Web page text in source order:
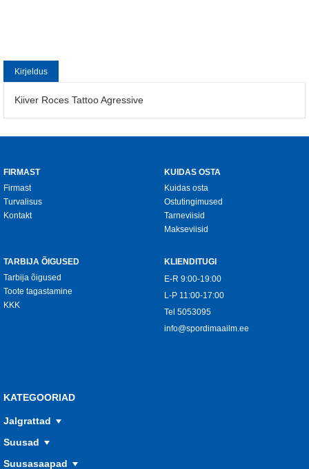
Kirjeldus
Kiiver Roces Tattoo Agressive
FIRMAST
Firmast
Turvalisus
Kontakt
KUIDAS OSTA
Kuidas osta
Ostutingimused
Tarneviisid
Makseviisid
TARBIJA ÕIGUSED
Tarbija õigused
Toote tagastamine
KKK
KLIENDITUGI
E-R 9:00-19:00
L-P 11:00-17:00
Tel 5053095
info@spordimaailm.ee
KATEGOORIAD
Jalgrattad
Suusad
Suusasaapad